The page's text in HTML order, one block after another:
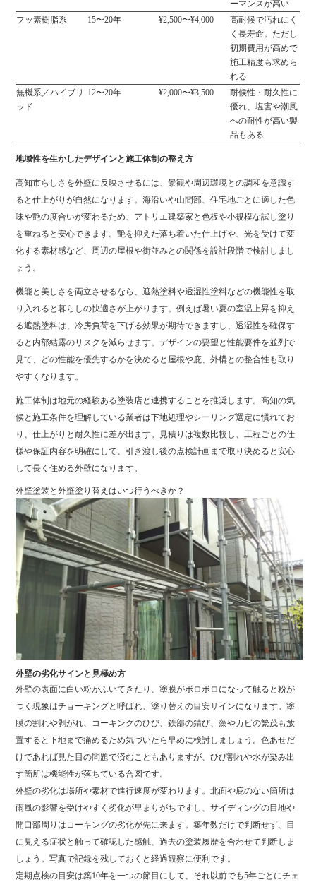
ーマンスが高い
フッ素樹脂系
15〜20年 ¥2,500〜¥4,000
高耐候で汚れにく
く長寿命。ただし
初期費用が高めで
施工精度も求めら
れる
無機系／ハイブリ
ッド
12〜20年 ¥2,000〜¥3,500
耐候性・耐久性に
優れ、塩害や潮風
への耐性が高い製
品もある
地域性を生かしたデザインと施工体制の整え方
高知市らしさを外壁に反映させるには、景観や周辺環境との調和を意識す
ると仕上がりが自然になります。海沿いや山間部、住宅地ごとに適した色
味や艶の度合いが変わるため、アトリエ建築家と色板や小規模な試し塗り
を重ねると安心できます。艶を抑えた落ち着いた仕上げや、光を受けて変
化する素材感など、周辺の屋根や街並みとの関係を設計段階で検討しまし
ょう。
機能と美しさを両立させるなら、遮熱塗料や透湿性塗料などの機能性を取
り入れると暮らしの快適さが上がります。例えば暑い夏の室温上昇を抑え
る遮熱塗料は、冷房負荷を下げる効果が期待できますし、透湿性を確保す
ると内部結露のリスクを減らせます。デザインの要望と性能要件を並列で
見て、どの性能を優先するかを決めると屋根や庇、外構との整合性も取り
やすくなります。
施工体制は地元の経験ある塗装店と連携することを推奨します。高知の気
候と施工条件を理解している業者は下地処理やシーリング選定に慣れてお
り、仕上がりと耐久性に差が出ます。見積りは複数比較し、工程ごとの仕
様や保証内容を明確にして、引き渡し後の点検計画まで取り決めると安心
して長く住める外壁になります。
外壁塗装と外壁塗り替えはいつ行うべきか？
外壁の劣化サインと見極め方
外壁の表面に白い粉がふいてきたり、塗膜がボロボロになって触ると粉が
つく現象はチョーキングと呼ばれ、塗り替えの目安サインになります。塗
膜の割れや剥がれ、コーキングのひび、鉄部の錆び、藻やカビの繁茂も放
置すると下地まで痛めるため気づいたら早めに検討しましょう。色あせだ
けであれば見た目の問題で済むこともありますが、ひび割れや水が染み出
す箇所は機能性が落ちている合図です。
外壁の劣化は場所や素材で進行速度が変わります。北面や庇のない箇所は
雨風の影響を受けやすく劣化が早まりがちですし、サイディングの目地や
開口部周りはコーキングの劣化が先に来ます。築年数だけで判断せず、目
に見える症状と触って確認した感触、過去の塗装履歴を合わせて判断しま
しょう。写真で記録を残しておくと経過観察に便利です。
定期点検の目安は築10年を一つの節目にして、それ以前でも5年ごとにチェ